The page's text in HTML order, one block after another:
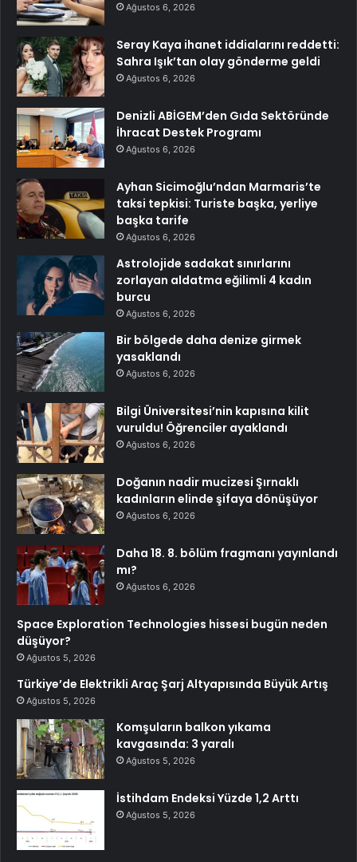
Ağustos 6, 2026
Seray Kaya ihanet iddialarını reddetti:
Sahra Işık’tan olay gönderme geldi
Ağustos 6, 2026
Denizli ABİGEM’den Gıda Sektöründe
İhracat Destek Programı
Ağustos 6, 2026
Ayhan Sicimoğlu’ndan Marmaris’te
taksi tepkisi: Turiste başka, yerliye
başka tarife
Ağustos 6, 2026
Astrolojide sadakat sınırlarını
zorlayan aldatma eğilimli 4 kadın
burcu
Ağustos 6, 2026
Bir bölgede daha denize girmek
yasaklandı
Ağustos 6, 2026
Bilgi Üniversitesi’nin kapısına kilit
vuruldu! Öğrenciler ayaklandı
Ağustos 6, 2026
Doğanın nadir mucizesi Şırnaklı
kadınların elinde şifaya dönüşüyor
Ağustos 6, 2026
Daha 18. 8. bölüm fragmanı yayınlandı
mı?
Ağustos 6, 2026
Space Exploration Technologies hissesi bugün neden
düşüyor?
Ağustos 5, 2026
Türkiye’de Elektrikli Araç Şarj Altyapısında Büyük Artış
Ağustos 5, 2026
Komşuların balkon yıkama
kavgasında: 3 yaralı
Ağustos 5, 2026
İstihdam Endeksi Yüzde 1,2 Arttı
Ağustos 5, 2026